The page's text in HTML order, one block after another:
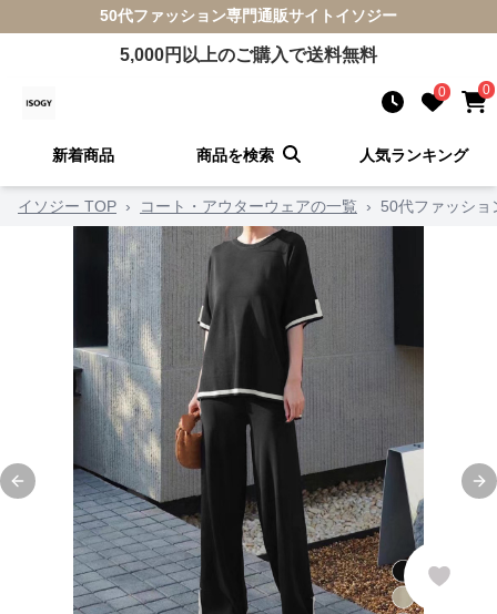
50代ファッション専門通販サイト イソジー
5,000円以上のご購入で送料無料
0 0
新着商品 商品を検索 人気ランキング
イソジー TOP › コート・アウターウェアの一覧 › 50代ファッシ
Previous slide